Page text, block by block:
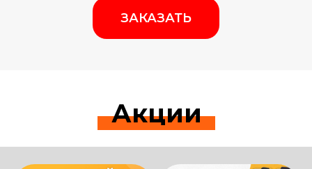
ЗАКАЗАТЬ
Акции